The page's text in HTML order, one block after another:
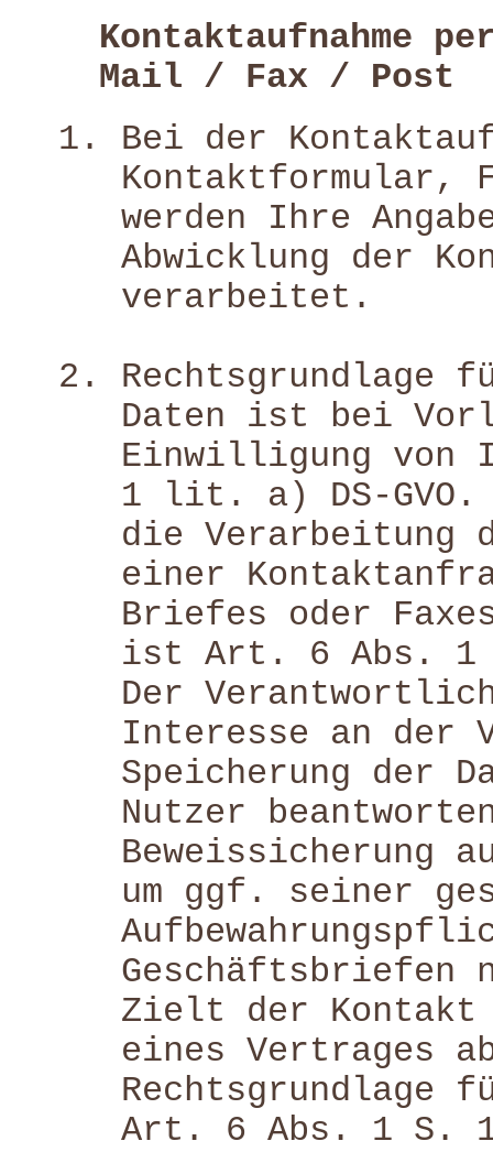
Kontaktaufnahme
Mail / Fax / Post
Bei der
Kontaktformular,
werden Ihre
Abwicklung der
verarbeitet.
Rechtsgrundlage
Daten ist bei
Einwilligung von
1 lit. a) DS-GVO.
die Verarbeitung
einer
Briefes oder
ist Art. 6 Abs. 1
Der
Interesse an der
Speicherung der
Nutzer
Beweissicherung
um ggf. seiner
Geschäftsbriefen
Zielt der Kontakt
eines Vertrages
Rechtsgrundlage
Art. 6 Abs. 1 S.